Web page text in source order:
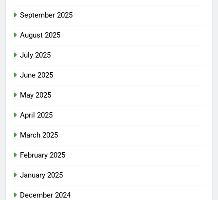
September 2025
August 2025
July 2025
June 2025
May 2025
April 2025
March 2025
February 2025
January 2025
December 2024